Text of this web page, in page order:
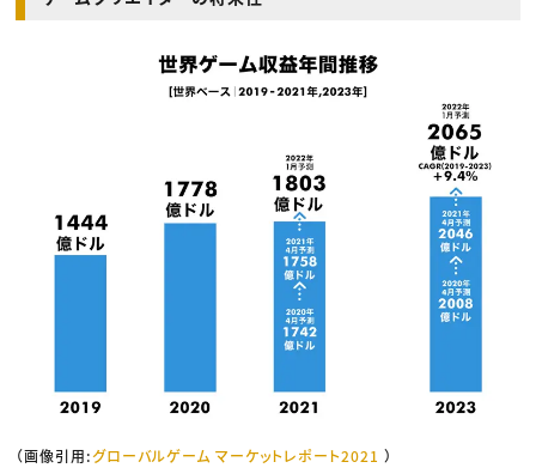
（画像引用:グローバルゲーム マーケットレポート2021 ）